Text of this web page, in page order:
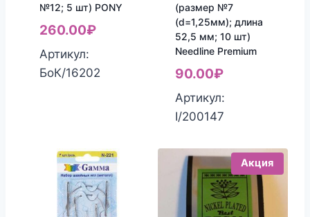
№12; 5 шт) PONY
260.00₽
Артикул:
БоК/16202
(размер №7
(d=1,25мм); длина
52,5 мм; 10 шт)
Needline Premium
90.00₽
Артикул:
I/200147
Акция